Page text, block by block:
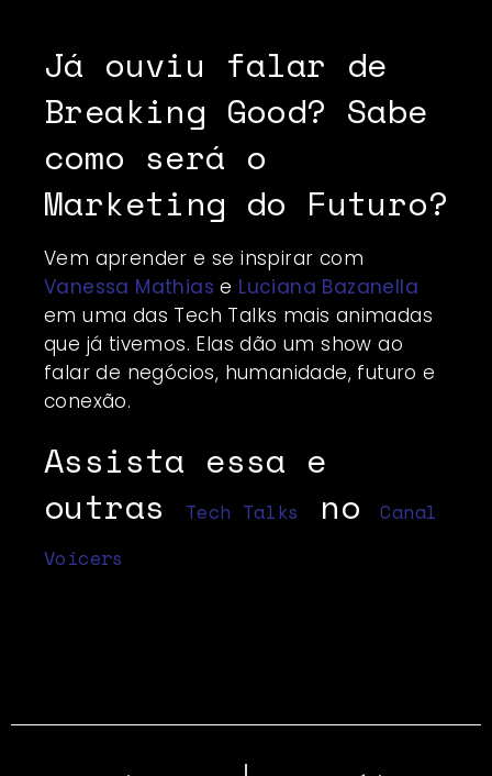
Já ouviu falar de
Breaking Good? Sabe
como será o
Marketing do Futuro?
Vem aprender e se inspirar com
Vanessa Mathias e Luciana Bazanella
em uma das Tech Talks mais animadas
que já tivemos. Elas dão um show ao
falar de negócios, humanidade, futuro e
conexão.
Assista essa e
outras
Tech Talks noCanal
Voicers